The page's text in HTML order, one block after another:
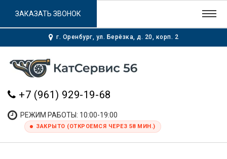
г. Оренбург, ул. Берёзка, д. 20, корп. 2
+7 (961) 929-19-68
РЕЖИМ РАБОТЫ: 10:00-19:00
ЗАКРЫТО (ОТКРОЕМСЯ ЧЕРЕЗ 58 МИН.)
ЗАКАЗАТЬ ЗВОНОК